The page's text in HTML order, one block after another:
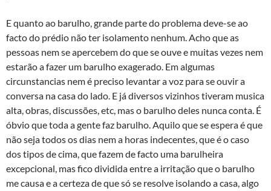
E quanto ao barulho, grande parte do problema deve-se ao
facto do prédio não ter isolamento nenhum. Acho que as
pessoas nem se apercebem do que se ouve e muitas vezes nem
estarão a fazer um barulho exagerado. Em algumas
circunstancias nem é preciso levantar a voz para se ouvir a
conversa na casa do lado. E já diversos vizinhos tiveram musica
alta, obras, discussões, etc, mas o barulho deles nunca conta. É
óbvio que toda a gente faz barulho. Aquilo que se espera é que
não seja todos os dias nem a horas indecentes, que é o caso
dos tipos de cima, que fazem de facto uma barulheira
excepcional, mas fico dividida entre a irritação que o barulho
me causa e a certeza de que só se resolve isolando a casa, algo